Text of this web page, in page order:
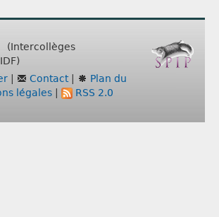
| Contact|
Plan du
légales | RSS 2.0